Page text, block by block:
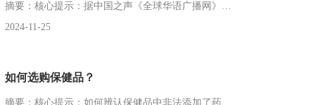
摘要：核心提示：据中国之声《全球华语广播网》报道，您知道每天吃多少盐合适吗？世界...
2024-11-25
如何选购保健品？